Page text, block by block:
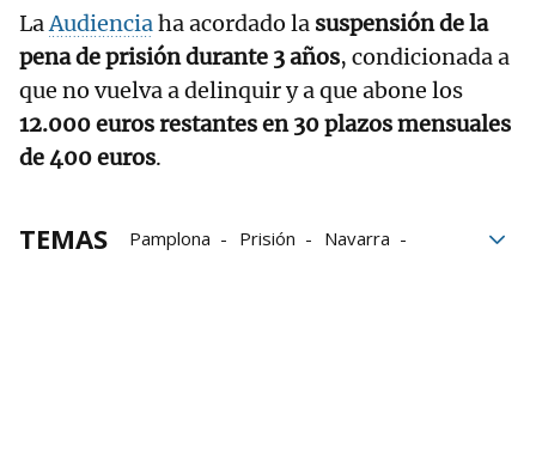
LaAudienciaha acordado la suspensión de la
pena de prisión durante 3 años, condicionada a
que no vuelva a delinquir y a que abone los
12.000 euros restantes en 30 plazos mensuales
de 400 euros.
TEMAS Pamplona Prisión
Navarra